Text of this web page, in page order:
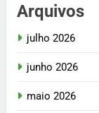
Arquivos
julho 2026
junho 2026
maio 2026